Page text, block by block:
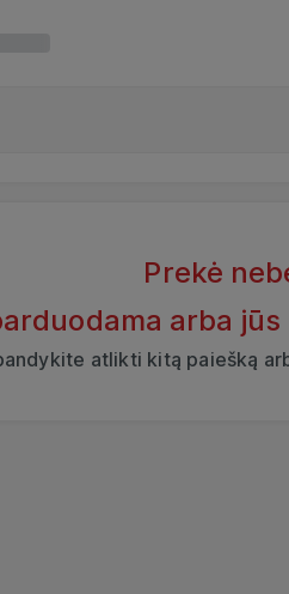
Prekė
arba
atlikti kitą paiešką